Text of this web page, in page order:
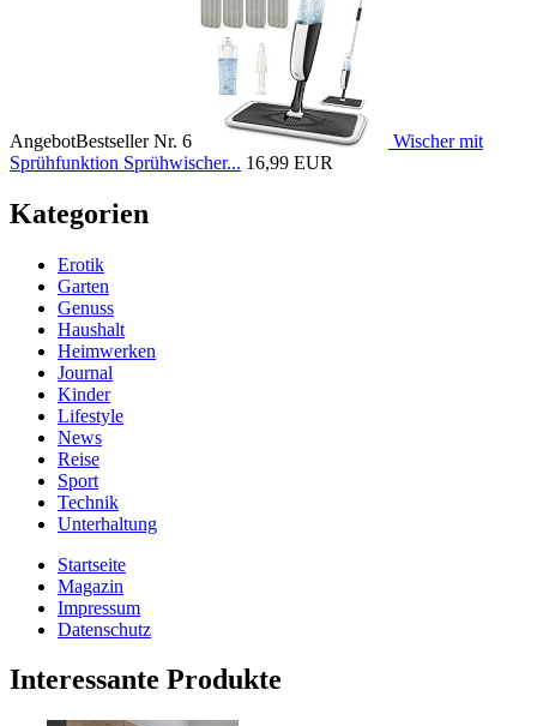
AngebotBestseller Nr. 6
Wischer mit
Sprühfunktion Sprühwischer... 16,99 EUR
Kategorien
Erotik
Garten
Genuss
Haushalt
Heimwerken
Journal
Kinder
Lifestyle
News
Reise
Sport
Technik
Unterhaltung
Startseite
Magazin
Impressum
Datenschutz
Interessante Produkte